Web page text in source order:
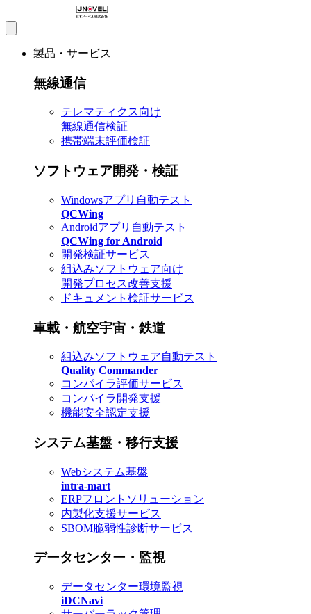
製品・サービス
無線通信
テレマティクス向け
無線通信検証
携帯端末評価検証
ソフトウェア開発・検証
Windowsアプリ自動テスト
QCWing
Androidアプリ自動テスト
QCWing for Android
開発検証サービス
組込みソフトウェア向け
開発プロセス改善支援
ドキュメント検証サービス
車載・航空宇宙・鉄道
組込みソフトウェア自動テスト
Quality Commander
コンパイラ評価サービス
コンパイラ開発支援
機能安全認定支援
システム基盤・移行支援
Webシステム基盤
intra-mart
ERPフロントソリューション
内製化支援サービス
SBOM脆弱性診断サービス
データセンター・監視
データセンター環境監視
iDCNavi